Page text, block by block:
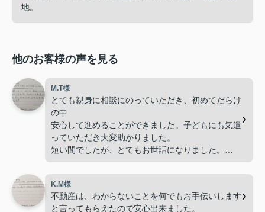
地。
他のお客様の声を見る
M.T様
とても親身に相談にのっていただき、初めてだらけ
の中
安心して進めることができました。子どもにも気遣
っていただき大変助かりました。
短い間でしたが、とてもお世話になりました。
ありがとうございました。
K.M様
不動産は、わからないことを何でもお手伝いします
と言ってもらえたので安心出来ました。